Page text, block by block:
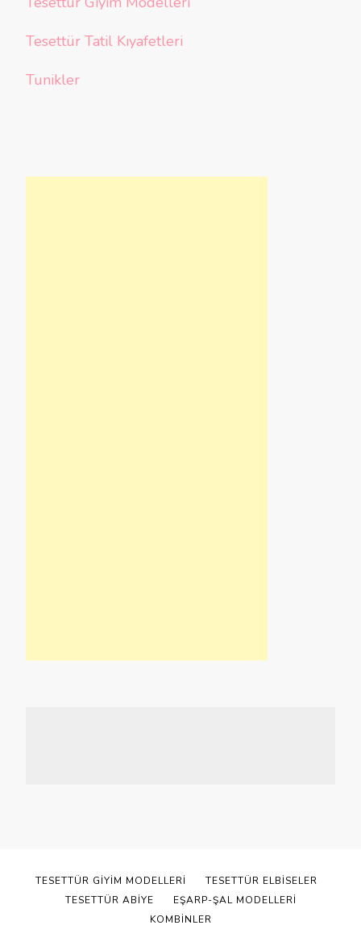
Tesettür Tatil Kıyafetleri
Tunikler
TESETTÜR GIYIM MODELLERI
TESETTÜR ELBISELER
TESETTÜR ABIYE
EŞARP-ŞAL MODELLERI
KOMBINLER